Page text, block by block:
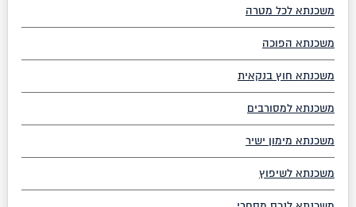
משכנתא לכל מטרה
משכנתא הפוכה
משכנתא חוץ בנקאית
משכנתא למסורבים
משכנתא מימון ישיר
משכנתא לשיפוץ